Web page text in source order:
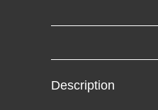
Description